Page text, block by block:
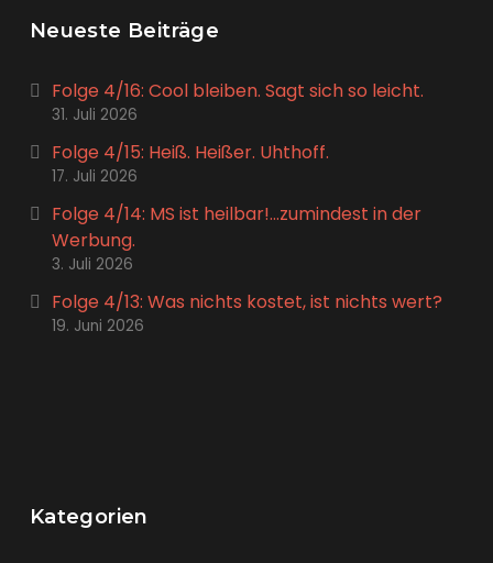
Neueste Beiträge
Folge 4/16: Cool bleiben. Sagt sich so leicht.
31. Juli 2026
Folge 4/15: Heiß. Heißer. Uhthoff.
17. Juli 2026
Folge 4/14: MS ist heilbar!…zumindest in der
Werbung.
3. Juli 2026
Folge 4/13: Was nichts kostet, ist nichts wert?
19. Juni 2026
Kategorien